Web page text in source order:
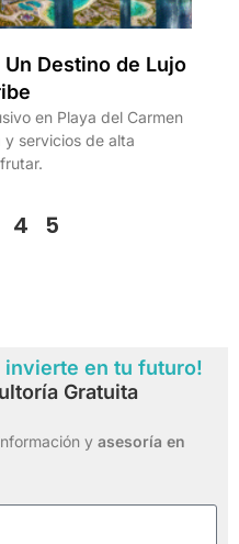
Destino de Lujo
en Playa del Carmen
servicios de alta
4 5
en tu futuro!
Gratuita
y asesoría en